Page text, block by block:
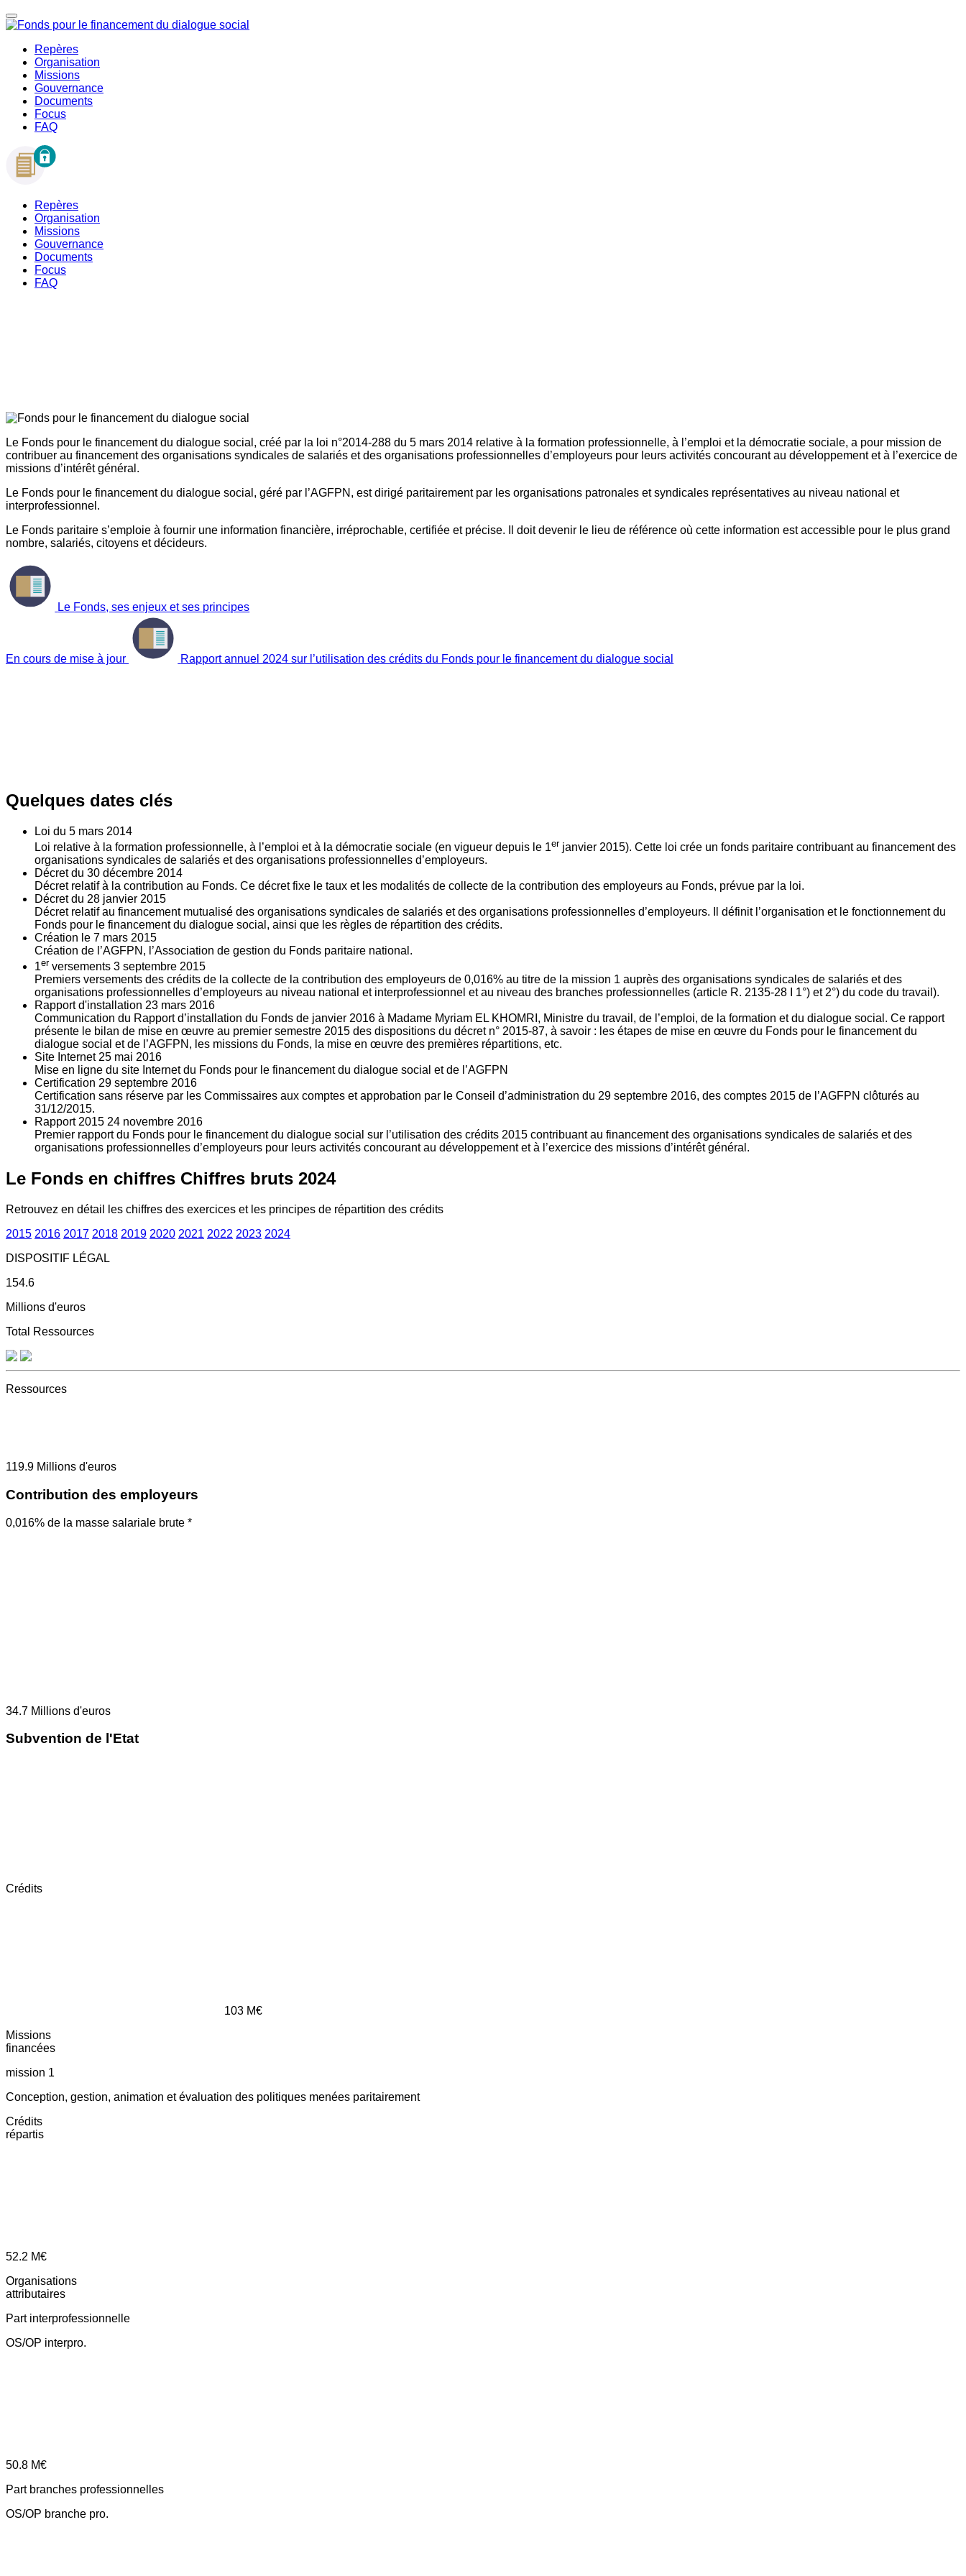
Repères
Organisation
Missions
Gouvernance
Documents
Focus
FAQ
Repères
Organisation
Missions
Gouvernance
Documents
Focus
FAQ
Le Fonds pour le financement du dialogue social, créé par la loi n°2014-288 du 5 mars 2014 relative à la formation professionnelle, à l’emploi et la démocratie sociale, a pour mission de
contribuer au financement des organisations syndicales de salariés et des organisations professionnelles d’employeurs pour leurs activités concourant au développement et à l’exercice de
missions d’intérêt général.
Le Fonds pour le financement du dialogue social, géré par l’AGFPN, est dirigé paritairement par les organisations patronales et syndicales représentatives au niveau national et
interprofessionnel.
Le Fonds paritaire s’emploie à fournir une information financière, irréprochable, certifiée et précise. Il doit devenir le lieu de référence où cette information est accessible pour le plus grand
nombre, salariés, citoyens et décideurs.
Le Fonds, ses enjeux et ses principes
En cours de mise à jour Rapport annuel 2024 sur l’utilisation des crédits du Fonds pour le financement du dialogue social
Quelques dates clés
Loi du 5 mars 2014
Loi relative à la formation professionnelle, à l’emploi et à la démocratie sociale (en vigueur depuis le 1er janvier 2015). Cette loi crée un fonds paritaire contribuant au financement des
organisations syndicales de salariés et des organisations professionnelles d’employeurs.
Décret du 30 décembre 2014
Décret relatif à la contribution au Fonds. Ce décret fixe le taux et les modalités de collecte de la contribution des employeurs au Fonds, prévue par la loi.
Décret du 28 janvier 2015
Décret relatif au financement mutualisé des organisations syndicales de salariés et des organisations professionnelles d’employeurs. Il définit l’organisation et le fonctionnement du
Fonds pour le financement du dialogue social, ainsi que les règles de répartition des crédits.
Création le 7 mars 2015
Création de l’AGFPN, l’Association de gestion du Fonds paritaire national.
1er versements 3 septembre 2015
Premiers versements des crédits de la collecte de la contribution des employeurs de 0,016% au titre de la mission 1 auprès des organisations syndicales de salariés et des
organisations professionnelles d’employeurs au niveau national et interprofessionnel et au niveau des branches professionnelles (article R. 2135‐28 I 1°) et 2°) du code du travail).
Rapport d'installation 23 mars 2016
Communication du Rapport d’installation du Fonds de janvier 2016 à Madame Myriam EL KHOMRI, Ministre du travail, de l’emploi, de la formation et du dialogue social. Ce rapport
présente le bilan de mise en œuvre au premier semestre 2015 des dispositions du décret n° 2015-87, à savoir : les étapes de mise en œuvre du Fonds pour le financement du
dialogue social et de l’AGFPN, les missions du Fonds, la mise en œuvre des premières répartitions, etc.
Site Internet 25 mai 2016
Mise en ligne du site Internet du Fonds pour le financement du dialogue social et de l’AGFPN
Certification 29 septembre 2016
Certification sans réserve par les Commissaires aux comptes et approbation par le Conseil d’administration du 29 septembre 2016, des comptes 2015 de l’AGFPN clôturés au
31/12/2015.
Rapport 2015 24 novembre 2016
Premier rapport du Fonds pour le financement du dialogue social sur l’utilisation des crédits 2015 contribuant au financement des organisations syndicales de salariés et des
organisations professionnelles d’employeurs pour leurs activités concourant au développement et à l’exercice des missions d’intérêt général.
Le Fonds en chiffres Chiffres bruts 2024
Retrouvez en détail les chiffres des exercices et les principes de répartition des crédits
2015 2016 2017 2018 2019 2020 2021 2022 2023 2024
DISPOSITIF LÉGAL
154.6
Millions d'euros
Total Ressources
Ressources
119.9 Millions d'euros
Contribution des employeurs
0,016% de la masse salariale brute *
34.7 Millions d'euros
Subvention de l'Etat
Crédits
103 M€
Missions
financées
mission 1
Conception, gestion, animation et évaluation des politiques menées paritairement
Crédits
répartis
52.2 M€
Organisations
attributaires
Part interprofessionnelle
OS/OP interpro.
50.8 M€
Part branches professionnelles
OS/OP branche pro.